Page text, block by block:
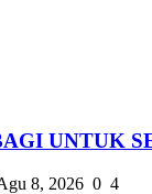
UNTUK
8, 2026 0 4